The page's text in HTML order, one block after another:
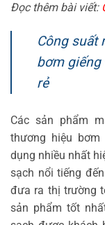
Đọc thêm bài viết:
Công suất
bơm giếng
rẻ
Các sản phẩm
thương hiệu
dụng nhiều nhất
sạch nổi tiếng
đưa ra thị trường
sản phẩm tốt